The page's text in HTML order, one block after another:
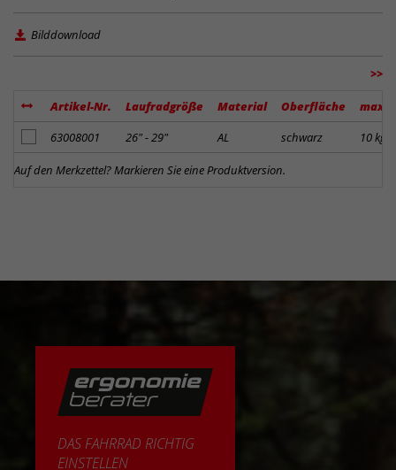
Bilddownload
>>
Artikel-Nr. Laufradgröße Material Oberfläche
max.
Artikel zum Merkzettel hinzufügen
63008001 26" - 29" AL schwarz 10 kg
Auf den Merkzettel? Markieren Sie eine Produktversion.
DAS FAHRRAD RICHTIG
EINSTELLEN